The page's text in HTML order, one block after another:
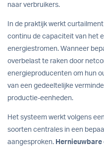
naar verbruikers.
In de praktijk werkt
continu de capaciteit van het
energiestromen. Wanneer
overbelast te raken door
energieproducenten om hun
van een gedeeltelijke
productie-eenheden.
Het systeem werkt volgens
soorten centrales in een
aangesproken.